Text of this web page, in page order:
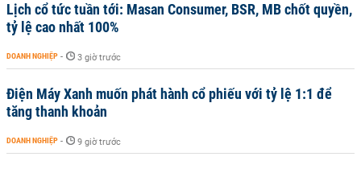
Lịch cổ tức tuần tới: Masan Consumer, BSR, MB chốt quyền,
tỷ lệ cao nhất 100%
DOANH NGHIỆP - 3 giờ trước
Điện Máy Xanh muốn phát hành cổ phiếu với tỷ lệ 1:1 để
tăng thanh khoản
DOANH NGHIỆP - 9 giờ trước